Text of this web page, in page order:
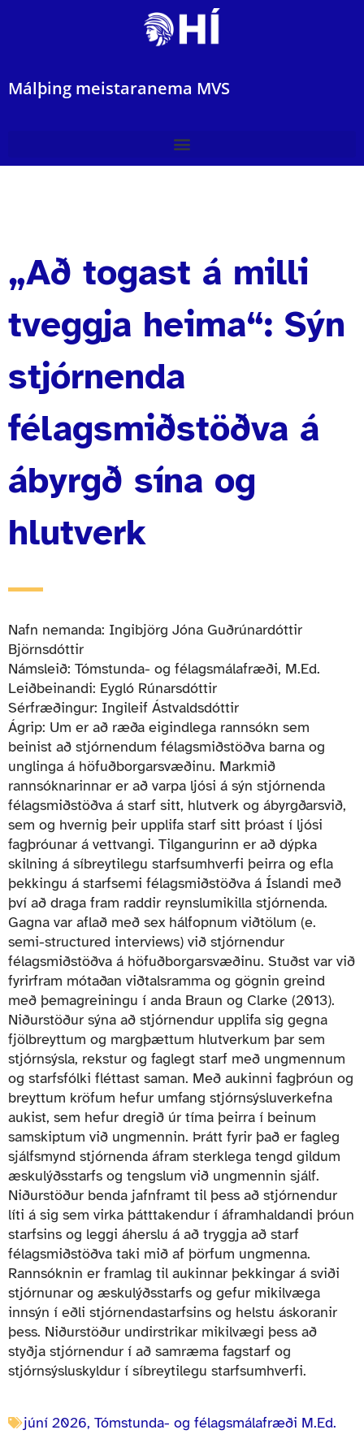
Málþing meistaranema MVS
„Að togast á milli
tveggja heima“: Sýn
stjórnenda
félagsmiðstöðva á
ábyrgð sína og
hlutverk
Nafn nemanda: Ingibjörg Jóna Guðrúnardóttir
Björnsdóttir
Námsleið: Tómstunda- og félagsmálafræði, M.Ed.
Leiðbeinandi: Eygló Rúnarsdóttir
Sérfræðingur: Ingileif Ástvaldsdóttir
Ágrip: Um er að ræða eigindlega rannsókn sem
beinist að stjórnendum félagsmiðstöðva barna og
unglinga á höfuðborgarsvæðinu. Markmið
rannsóknarinnar er að varpa ljósi á sýn stjórnenda
félagsmiðstöðva á starf sitt, hlutverk og ábyrgðarsvið,
sem og hvernig þeir upplifa starf sitt þróast í ljósi
fagþróunar á vettvangi. Tilgangurinn er að dýpka
skilning á síbreytilegu starfsumhverfi þeirra og efla
þekkingu á starfsemi félagsmiðstöðva á Íslandi með
því að draga fram raddir reynslumikilla stjórnenda.
Gagna var aflað með sex hálfopnum viðtölum (e.
semi-structured interviews) við stjórnendur
félagsmiðstöðva á höfuðborgarsvæðinu. Stuðst var við
fyrirfram mótaðan viðtalsramma og gögnin greind
með þemagreiningu í anda Braun og Clarke (2013).
Niðurstöður sýna að stjórnendur upplifa sig gegna
fjölbreyttum og margþættum hlutverkum þar sem
stjórnsýsla, rekstur og faglegt starf með ungmennum
og starfsfólki fléttast saman. Með aukinni fagþróun og
breyttum kröfum hefur umfang stjórnsýsluverkefna
aukist, sem hefur dregið úr tíma þeirra í beinum
samskiptum við ungmennin. Þrátt fyrir það er fagleg
sjálfsmynd stjórnenda áfram sterklega tengd gildum
æskulýðsstarfs og tengslum við ungmennin sjálf.
Niðurstöður benda jafnframt til þess að stjórnendur
líti á sig sem virka þátttakendur í áframhaldandi þróun
starfsins og leggi áherslu á að tryggja að starf
félagsmiðstöðva taki mið af þörfum ungmenna.
Rannsóknin er framlag til aukinnar þekkingar á sviði
stjórnunar og æskulýðsstarfs og gefur mikilvæga
innsýn í eðli stjórnendastarfsins og helstu áskoranir
þess. Niðurstöður undirstrikar mikilvægi þess að
styðja stjórnendur í að samræma fagstarf og
stjórnsýsluskyldur í síbreytilegu starfsumhverfi.
júní 2026, Tómstunda- og félagsmálafræði M.Ed.